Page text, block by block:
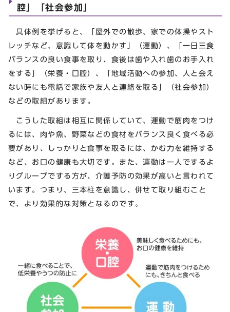
腔」「社会参加」
具体例を挙げると、「屋外での散歩、家での体操やスト
レッチなど、意識して体を動かす」（運動）、「一日三食
バランスの良い食事を取り、食後は歯や入れ歯のお手入れ
をする」（栄養・口腔）、「地域活動への参加、人と会え
ない時にも電話で家族や友人と連絡を取る」（社会参加）
などの取組があります。
こうした取組は相互に関係していて、運動で筋肉をつけ
るには、肉や魚、野菜などの食材をバランス良く食べる必
要があり、しっかりと食事を取るには、かむ力を維持する
など、お口の健康も大切です。また、運動は一人でするよ
りグループでする方が、介護予防の効果が高いと言われて
います。つまり、三本柱を意識し、併せて取り組むこと
で、より効果的な対策となるのです。